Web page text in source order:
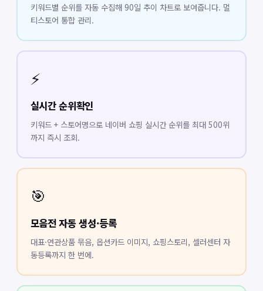
키워드별 순위를 자동 수집해 90일 추이 차트로 보여줍니다. 멀
티스토어 통합 관리.
⚡
실시간 순위확인
키워드 + 스토어명으로 네이버 쇼핑 실시간 순위를 최대 500위
까지 즉시 조회.
🎯
모음전 자동 생성·등록
대표·연관상품 묶음, 옵션카드 이미지, 쇼핑스토리, 셀러센터 자
동등록까지 한 번에.